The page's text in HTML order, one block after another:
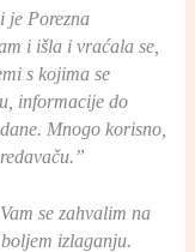
je Porezna
i išla i vraćala se,
s kojima se
informacije do
Mnogo korisno,
se zahvalim na
izlaganju.